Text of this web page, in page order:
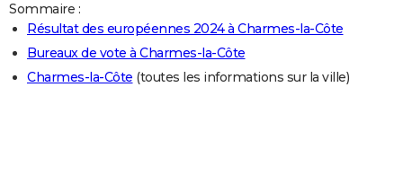
Guides de France
Escapades
Patrimoine
Expositions
Musées
Week-end nature
LIFESTYLE
Art de vivre
Bien-être
Loisirs
Mode
Modes de vie
Sommaire :
Résultat des européennes 2024 à Charmes-la-Côte
Bureaux de vote à Charmes-la-Côte
Charmes-la-Côte (toutes les informations sur la ville)